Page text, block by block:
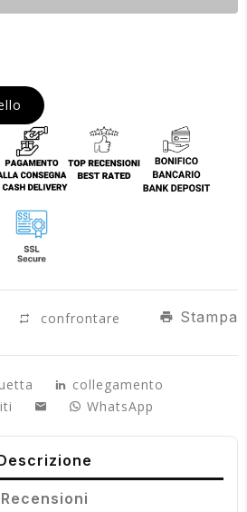
confrontare Stampa
collegamento
WhatsApp
Recensioni